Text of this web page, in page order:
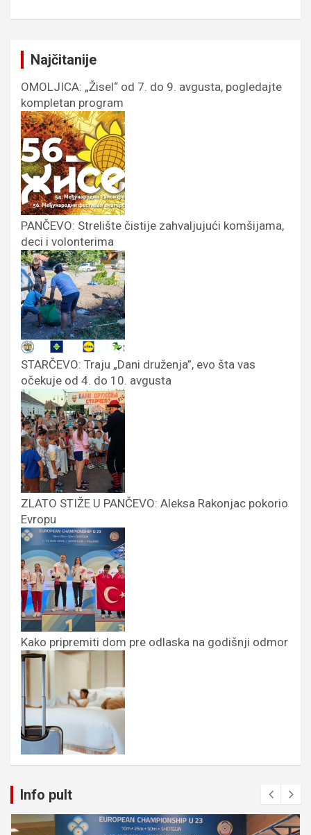
Najčitanije
OMOLJICA: „Žisel“ od 7. do 9. avgusta, pogledajte
kompletan program
PANČEVO: Strelište čistije zahvaljujući komšijama,
deci i volonterima
STARČEVO: Traju „Dani druženja”, evo šta vas
očekuje od 4. do 10. avgusta
ZLATO STIŽE U PANČEVO: Aleksa Rakonjac pokorio
Evropu
Kako pripremiti dom pre odlaska na godišnji odmor
Info pult